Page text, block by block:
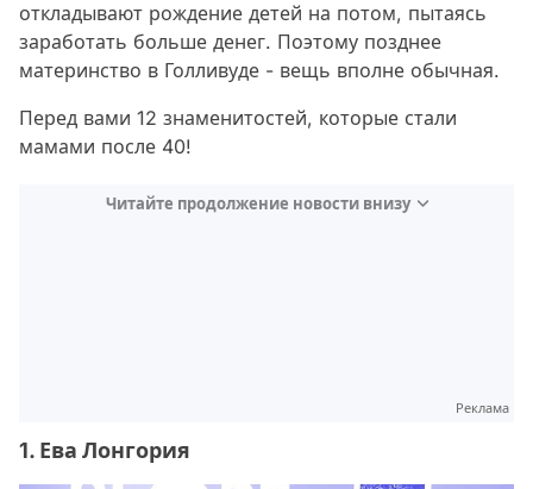
откладывают рождение детей на потом, пытаясь
заработать больше денег. Поэтому позднее
материнство в Голливуде - вещь вполне обычная.
Перед вами 12 знаменитостей, которые стали
мамами после 40!
Читайте продолжение новости внизу
Реклама
1. Ева Лонгория